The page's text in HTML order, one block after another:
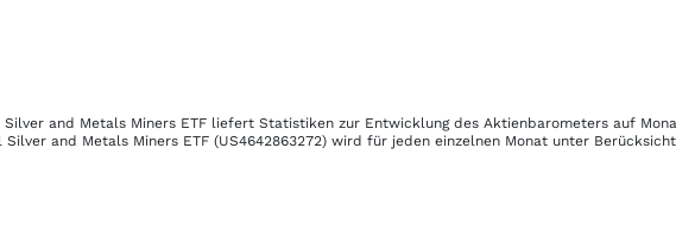
Silver and Metals Miners ETF liefert Statistiken zur Entwicklung des Aktienbarometers auf
Silver and Metals Miners ETF (US4642863272) wird für jeden einzelnen Monat unter